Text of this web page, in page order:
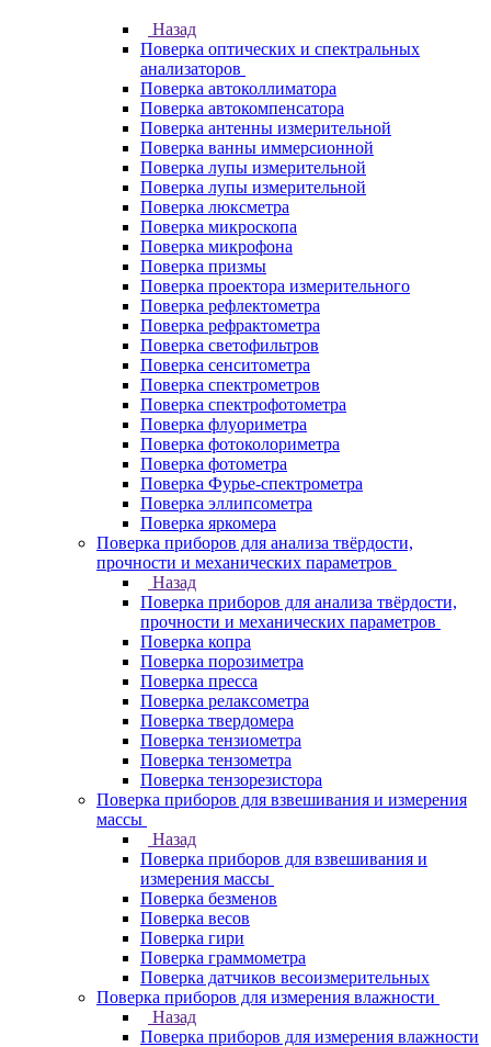
Назад
Поверка оптических и спектральных
анализаторов
Поверка автоколлиматора
Поверка автокомпенсатора
Поверка антенны измерительной
Поверка ванны иммерсионной
Поверка лупы измерительной
Поверка лупы измерительной
Поверка люксметра
Поверка микроскопа
Поверка микрофона
Поверка призмы
Поверка проектора измерительного
Поверка рефлектометра
Поверка рефрактометра
Поверка светофильтров
Поверка сенситометра
Поверка спектрометров
Поверка спектрофотометра
Поверка флуориметра
Поверка фотоколориметра
Поверка фотометра
Поверка Фурье-спектрометра
Поверка эллипсометра
Поверка яркомера
Поверка приборов для анализа твёрдости,
прочности и механических параметров
Назад
Поверка приборов для анализа твёрдости,
прочности и механических параметров
Поверка копра
Поверка порозиметра
Поверка пресса
Поверка релаксометра
Поверка твердомера
Поверка тензиометра
Поверка тензометра
Поверка тензорезистора
Поверка приборов для взвешивания и измерения
массы
Назад
Поверка приборов для взвешивания и
измерения массы
Поверка безменов
Поверка весов
Поверка гири
Поверка граммометра
Поверка датчиков весоизмерительных
Поверка приборов для измерения влажности
Назад
Поверка приборов для измерения влажности